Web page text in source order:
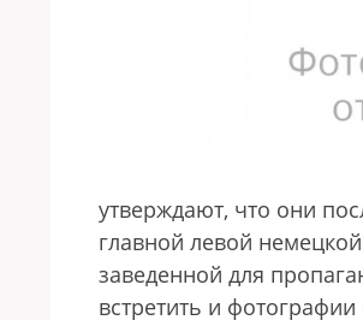
утверждают, что они
главной левой
заведенной для
встретить и